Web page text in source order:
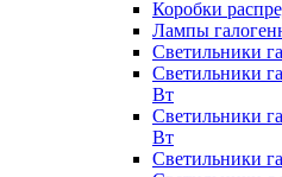
Коробки
Лампы
Светильники
Светильники
Вт
Светильники
Вт
Светильники